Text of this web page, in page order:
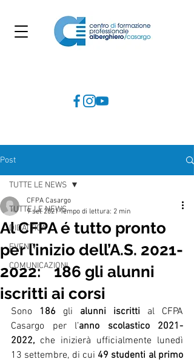
Post
TUTTE LE NEWS
DIDATTICA
EVENTI
COMUNICAZIONI
TUTTE LE NEWS
Al CFPA é tutto pronto
per l’inizio dell’A.S. 2021-
2022: 186 gli alunni
iscritti ai corsi
CFPA Casargo
9 set 2021 Tempo di lettura: 2 min
Sono 186 gli alunni iscritti al CFPA
Casargo per l’anno scolastico 2021-
2022, che inizierà ufficialmente lunedì
13 settembre, di cui 49 studenti al primo